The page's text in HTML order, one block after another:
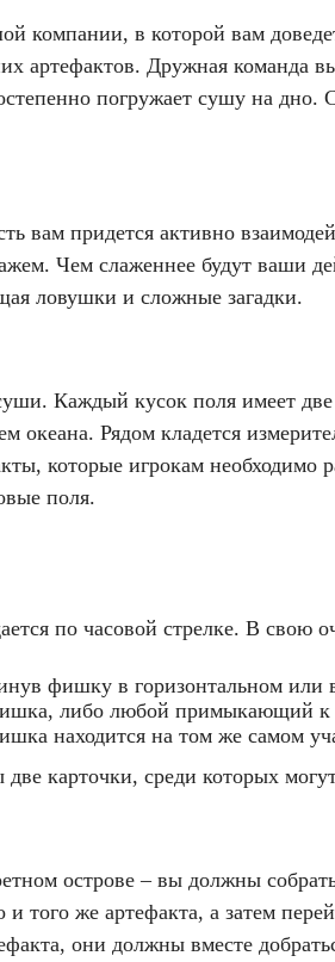
компании, в которой вам
артефактов. Дружная команда
погружает сушу на дно.
вам придется активно
Чем слаженнее будут ваши
ловушки и сложные загадки.
Каждый кусок поля имеет
океана. Рядом кладется
которые игрокам
поля.
по часовой стрелке. В свою
фишку в горизонтальном или
либо любой примыкающий к
находится на том же самом
карточки, среди которых
острове – вы должны
того же артефакта, а затем
они должны вместе